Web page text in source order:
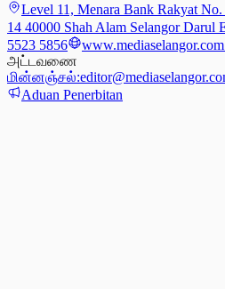
Level 11, Menara Bank Rakyat No.
14 40000 Shah Alam Selangor Darul
5523 5856
அட்டவணை
மின்னஞ்சல்:
Aduan Penerbitan